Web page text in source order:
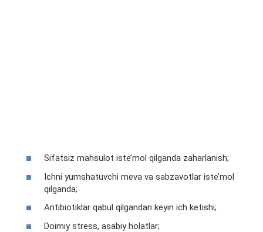
Sifatsiz mahsulot iste’mol qilganda zaharlanish;
Ichni yumshatuvchi meva va sabzavotlar iste’mol
qilganda;
Antibiotiklar qabul qilgandan keyin ich ketishi;
Doimiy stress, asabiy holatlar;